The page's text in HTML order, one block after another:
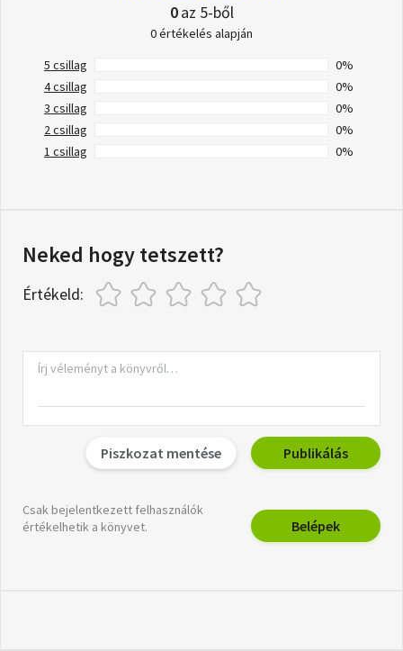
0az 5-ből
0 értékelés alapján
5 csillag
0%
4 csillag
0%
3 csillag
0%
2 csillag
0%
1 csillag
0%
Neked hogy tetszett?
Értékeld:
Piszkozat mentése Publikálás
Csak bejelentkezett felhasználók
értékelhetik a könyvet.
Belépek